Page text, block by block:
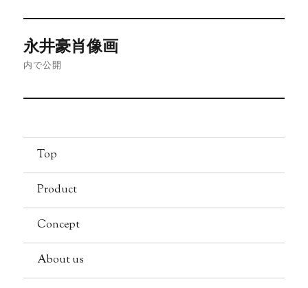
イ
投
稿
ナ
ゲ
ー
シ
ン
永井豪肖像画
内で公開
Top
Product
Concept
About us